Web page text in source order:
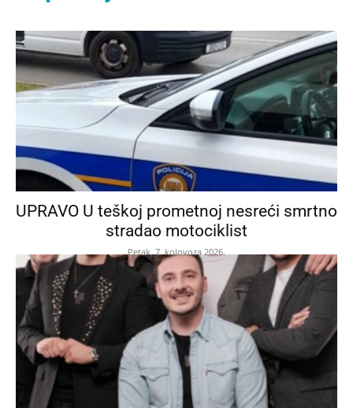
UPRAVO U teškoj prometnoj nesreći smrtno
stradao motociklist
Petak, 7. kolovoza 2026.